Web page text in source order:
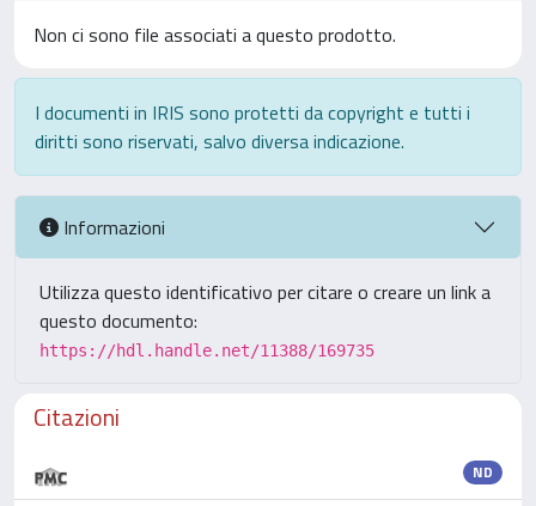
Non ci sono file associati a questo prodotto.
I documenti in IRIS sono protetti da copyright e tutti i
diritti sono riservati, salvo diversa indicazione.
Informazioni
Utilizza questo identificativo per citare o creare un link a
questo documento:
https://hdl.handle.net/11388/169735
Citazioni
ND